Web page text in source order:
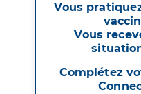
Vous
Vous
Complétez